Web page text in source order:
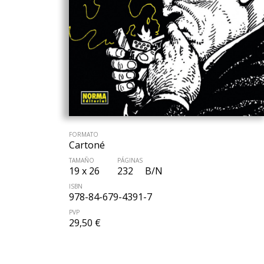
FORMATO
Cartoné
TAMAÑO
19 x 26
PÁGINAS
232 B/N
ISBN
978-84-679-4391-7
PVP
29,50 €